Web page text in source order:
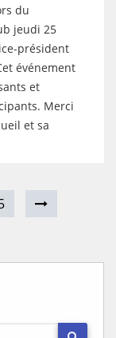
du
jeudi 25
président
événement
et
Merci
et sa